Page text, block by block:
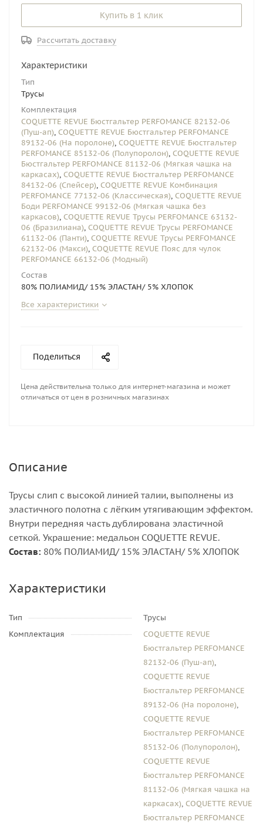
Купить в 1 клик
Рассчитать доставку
Характеристики
Тип
Трусы
Комплектация
COQUETTE REVUE Бюстгальтер PERFOMANCE 82132-06
(Пуш-ап), COQUETTE REVUE Бюстгальтер PERFOMANCE
89132-06 (На поролоне), COQUETTE REVUE Бюстгальтер
PERFOMANCE 85132-06 (Полупоролон), COQUETTE REVUE
Бюстгальтер PERFOMANCE 81132-06 (Мягкая чашка на
каркасах), COQUETTE REVUE Бюстгальтер PERFOMANCE
84132-06 (Спейсер), COQUETTE REVUE Комбинация
PERFOMANCE 77132-06 (Классическая), COQUETTE REVUE
Боди PERFOMANCE 99132-06 (Мягкая чашка без
каркасов), COQUETTE REVUE Трусы PERFOMANCE 63132-
06 (Бразилиана), COQUETTE REVUE Трусы PERFOMANCE
61132-06 (Панти), COQUETTE REVUE Трусы PERFOMANCE
62132-06 (Макси), COQUETTE REVUE Пояс для чулок
PERFOMANCE 66132-06 (Модный)
Состав
80% ПОЛИАМИД/ 15% ЭЛАСТАН/ 5% ХЛОПОК
Все характеристики
Поделиться
Цена действительна только для интернет-магазина и может
отличаться от цен в розничных магазинах
Описание
Трусы слип с высокой линией талии, выполнены из
эластичного полотна с лёгким утягивающим эффектом.
Внутри передняя часть дублирована эластичной
сеткой. Украшение: медальон COQUETTE REVUE.
Состав: 80% ПОЛИАМИД/ 15% ЭЛАСТАН/ 5% ХЛОПОК
Характеристики
Тип
Трусы
Комплектация
COQUETTE REVUE
Бюстгальтер PERFOMANCE
82132-06 (Пуш-ап),
COQUETTE REVUE
Бюстгальтер PERFOMANCE
89132-06 (На поролоне),
COQUETTE REVUE
Бюстгальтер PERFOMANCE
85132-06 (Полупоролон),
COQUETTE REVUE
Бюстгальтер PERFOMANCE
81132-06 (Мягкая чашка на
каркасах), COQUETTE REVUE
Бюстгальтер PERFOMANCE